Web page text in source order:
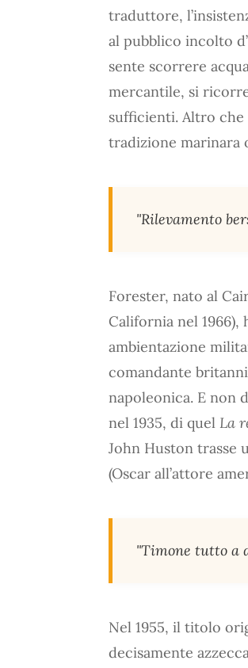
traduttore,
al pubblico incolto
sente scorrere
mercantile, si
sufficienti. Altro
tradizione marinara
"Rilevamento
Forester, nato al
California nel
ambientazione
comandante
napoleonica. E non
nel 1935, di quel La
John Huston trasse
(Oscar all’attore
"Timone tutto a
Nel 1955, il titolo
decisamente